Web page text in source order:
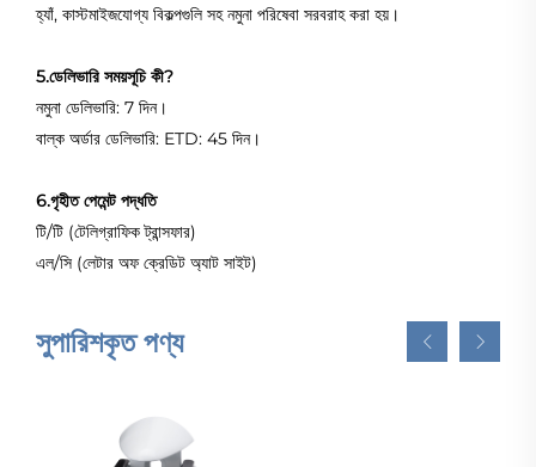
হ্যাঁ, কাস্টমাইজযোগ্য বিকল্পগুলি সহ নমুনা পরিষেবা সরবরাহ করা হয়।
5.ডেলিভারি সময়সূচি কী?
নমুনা ডেলিভারি: 7 দিন।
বাল্ক অর্ডার ডেলিভারি: ETD: 45 দিন।
6.গৃহীত পেমেন্ট পদ্ধতি
টি/টি (টেলিগ্রাফিক ট্রান্সফার)
এল/সি (লেটার অফ ক্রেডিট অ্যাট সাইট)
সুপারিশকৃত পণ্য